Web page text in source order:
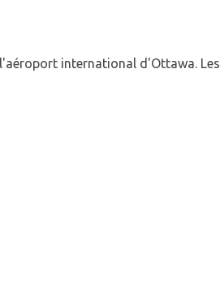
international d'Ottawa. Les